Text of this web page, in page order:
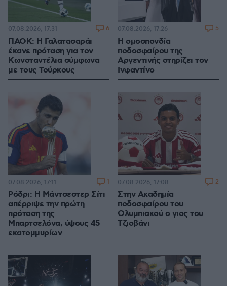
ΠΑΟΚ: Η Γαλατασαράι
έκανε πρόταση για τον
Κωνσταντέλια σύμφωνα
με τους Τούρκους
07.08.2026, 17:31 6
Η ομοσπονδία
ποδοσφαίρου της
Αργεντινής στηρίζει τον
Ινφαντίνο
07.08.2026, 17:26 5
Ρόδρι: Η Μάντσεστερ Σίτι
απέρριψε την πρώτη
πρόταση της
Μπαρτσελόνα, ύψους 45
εκατομμυρίων
07.08.2026, 17:11 1
Στην Ακαδημία
ποδοσφαίρου του
Ολυμπιακού ο γιος του
Τζιοβάνι
07.08.2026, 17:08 2